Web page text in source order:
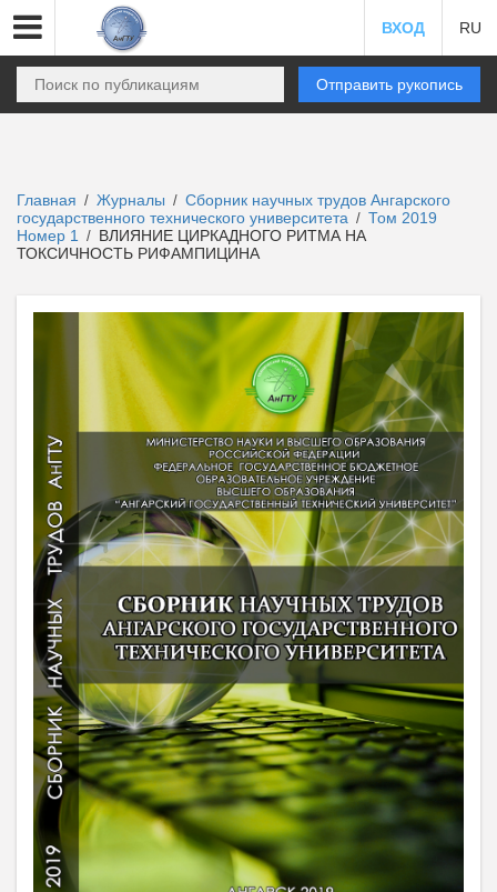
ВХОД RU
Отправить рукопись
Главная / Журналы / Сборник научных трудов Ангарского
государственного технического университета / Том 2019
Номер 1
/ ВЛИЯНИЕ ЦИРКАДНОГО РИТМА НА
ТОКСИЧНОСТЬ РИФАМПИЦИНА